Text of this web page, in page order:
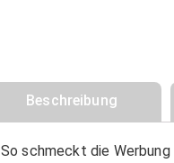
Beschreibung
So schmeckt die